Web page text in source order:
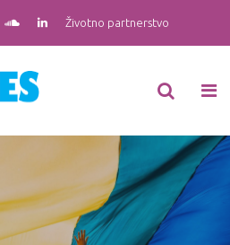
Životno partnerstvo